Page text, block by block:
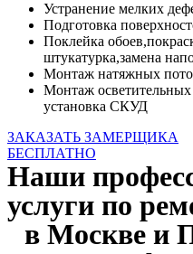
Устранение мелких
Подготовка
Поклейка
штукатурка,замена
Монтаж натяжных
Монтаж осветительных
установка СКУД
ЗАКАЗАТЬ ЗАМЕРЩИКА
БЕСПЛАТНО
Наши
услуги по
в Москве и